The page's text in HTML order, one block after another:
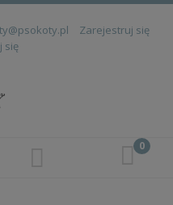
Zarejestruj się
się